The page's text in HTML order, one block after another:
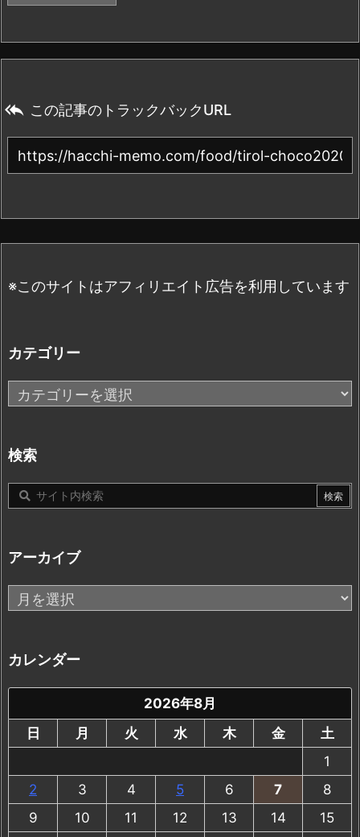
 この記事のトラックバックURL
※このサイトはアフィリエイト広告を利用しています
カテゴリー
カ
テ
リ
ー
検索
アーカイブ
ア
ー
イ
ブ
カレンダー
2026年8月
日
月 火 水 木 金
土
1
2
3 4 5 6 7
8
9
10 11 12 13 14
15